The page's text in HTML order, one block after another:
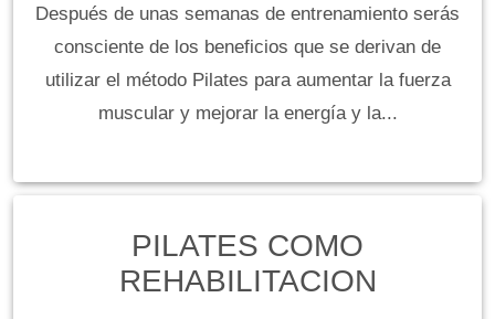
Después de unas semanas de entrenamiento serás
consciente de los beneficios que se derivan de
utilizar el método Pilates para aumentar la fuerza
muscular y mejorar la energía y la...
PILATES COMO
REHABILITACION